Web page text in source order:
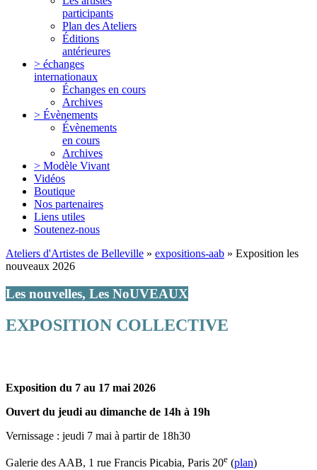
participants
Plan des Ateliers
Éditions
antérieures
> échanges
internationaux
Échanges en cours
Archives
> Évènements
Évènements
en cours
Archives
> Modèle Vivant
Vidéos
Boutique
Nos partenaires
Liens utiles
Soutenez-nous
Ateliers d'Artistes de Belleville » expositions-aab » Exposition les
nouveaux 2026
Les nouvelles, Les NoUVEAUX
EXPOSITION COLLECTIVE
Exposition du 7 au 17 mai 2026
Ouvert du jeudi au dimanche de 14h à 19h
Vernissage ‬: jeudi 7 mai à partir de 18h30
Galerie des AAB, 1 rue Francis Picabia, Paris 20e (plan)